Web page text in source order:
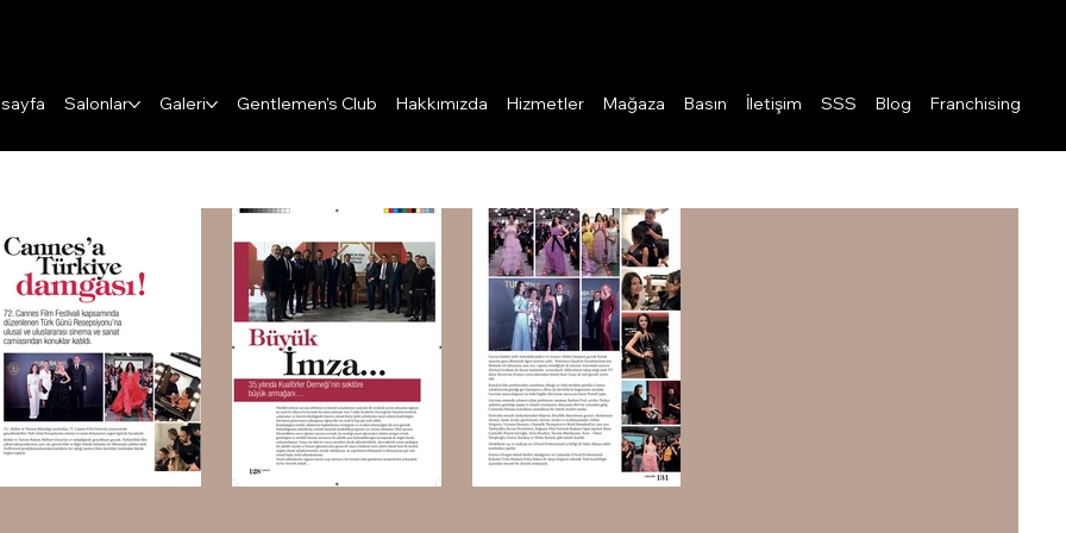
Salonlar Galeri Gentlemen's Club Hakkımızda Hizmetler Mağaza Basın İletişim SSS Blog Franchising